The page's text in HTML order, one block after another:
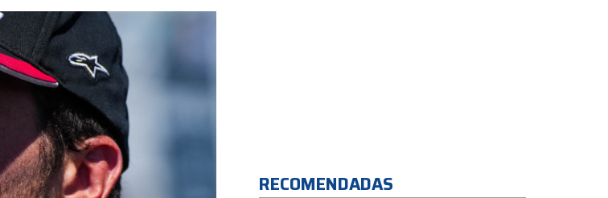
RECOMENDADAS